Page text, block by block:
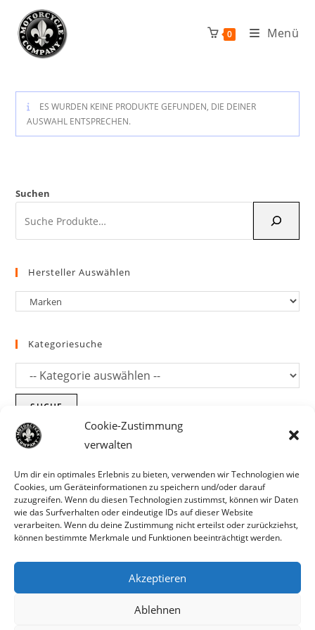
Cookie-Zustimmung
verwalten
Um dir ein optimales Erlebnis zu bieten, verwenden wir Technologien wie
Cookies, um Geräteinformationen zu speichern und/oder darauf
zuzugreifen. Wenn du diesen Technologien zustimmst, können wir Daten
wie das Surfverhalten oder eindeutige IDs auf dieser Website
verarbeiten. Wenn du deine Zustimmung nicht erteilst oder zurückziehst,
können bestimmte Merkmale und Funktionen beeinträchtigt werden.
Akzeptieren
Ablehnen
Parts für Harley Davidson, Indian und
Inhalt
springen
0 Menü
ES WURDEN KEINE PRODUKTE GEFUNDEN, DIE DEINER
AUSWAHL ENTSPRECHEN.
Suchen
Hersteller Auswählen
Kategoriesuche
SUCHE